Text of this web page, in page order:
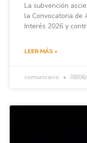
La subvención
la Convocatoria de
Interés 2026 y
LEER MÁS »
comunicacio 08/